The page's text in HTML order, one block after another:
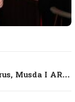
Musda I AR…